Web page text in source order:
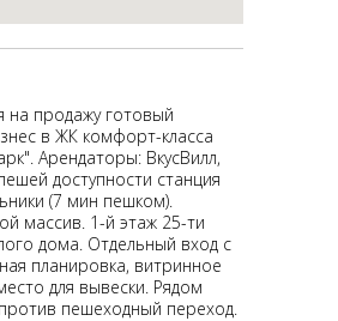
на продажу готовый
в ЖК комфорт-класса
Арендаторы: ВкусВилл,
доступности станция
(7 мин пешком).
массив. 1-й этаж 25-ти
дома. Отдельный вход с
планировка, витринное
для вывески. Рядом
пешеходный переход.